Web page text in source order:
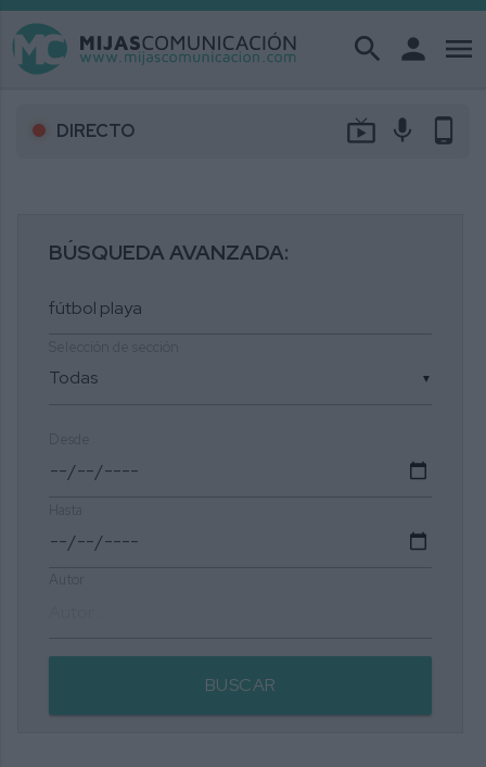
search person menu
DIRECTO live_tv mic phone_android
BÚSQUEDA AVANZADA:
▼
BUSCAR